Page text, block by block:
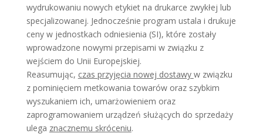
wydrukowaniu nowych etykiet na drukarce zwykłej lub
specjalizowanej. Jednocześnie program ustala i drukuje
ceny w jednostkach odniesienia (SI), które zostały
wprowadzone nowymi przepisami w związku z
wejściem do Unii Europejskiej.
Reasumując, czas przyjęcia nowej dostawy w związku
z pominięciem metkowania towarów oraz szybkim
wyszukaniem ich, umarżowieniem oraz
zaprogramowaniem urządzeń służących do sprzedaży
ulega znacznemu skróceniu.